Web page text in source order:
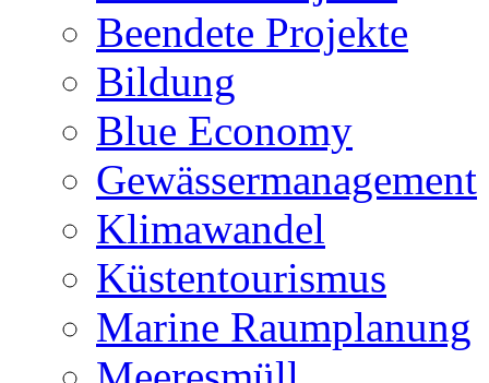
Beendete Projekte
Bildung
Blue Economy
Gewässermanagement
Klimawandel
Küstentourismus
Marine Raumplanung